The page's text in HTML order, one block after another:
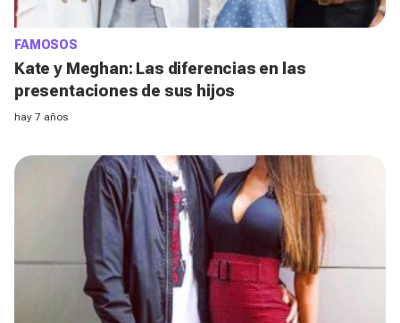
FAMOSOS
Kate y Meghan: Las diferencias en las
presentaciones de sus hijos
hay 7 años